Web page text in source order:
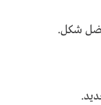
شكل.